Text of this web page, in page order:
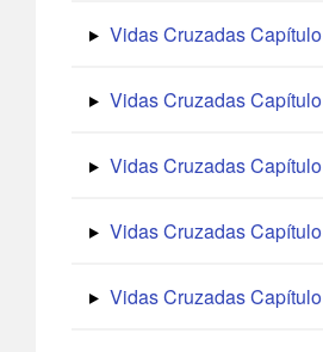
Vidas Cruzadas
Vidas Cruzadas
Vidas Cruzadas
Vidas Cruzadas
Vidas Cruzadas